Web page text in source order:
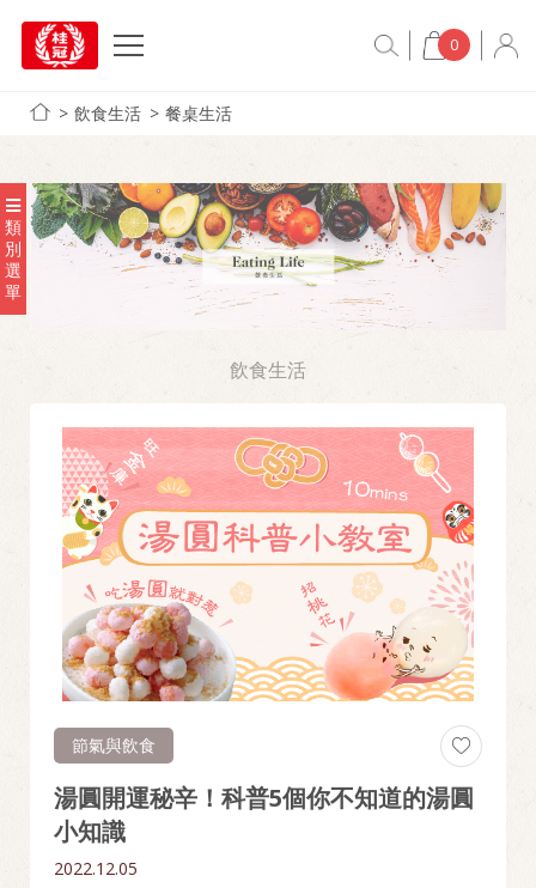
0
飲食生活 餐桌生活
類
別
選
單
飲食生活
節氣與飲食
湯圓開運秘辛！科普5個你不知道的湯圓
小知識
2022.12.05